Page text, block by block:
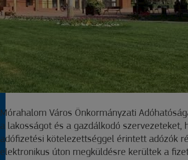
Mórahalom Város Önkormányzati
a lakosságot és a gazdálkodó szervezeteket,
adófizetési kötelezettséggel érintett adózók
elektronikus úton megküldésre kerültek a